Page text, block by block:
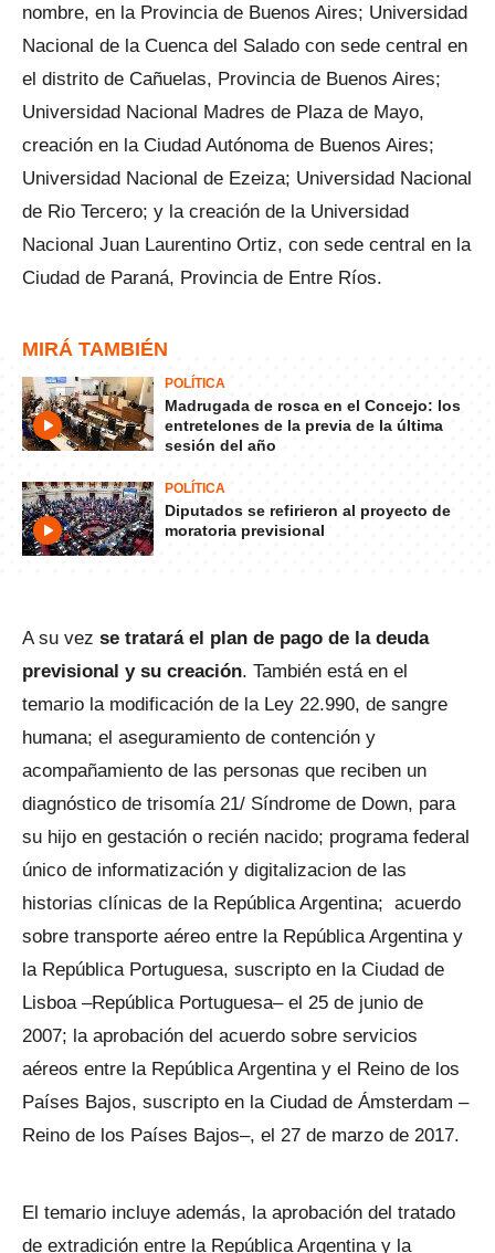
nombre, en la Provincia de Buenos Aires; Universidad
Nacional de la Cuenca del Salado con sede central en
el distrito de Cañuelas, Provincia de Buenos Aires;
Universidad Nacional Madres de Plaza de Mayo,
creación en la Ciudad Autónoma de Buenos Aires;
Universidad Nacional de Ezeiza; Universidad Nacional
de Rio Tercero; y la creación de la Universidad
Nacional Juan Laurentino Ortiz, con sede central en la
Ciudad de Paraná, Provincia de Entre Ríos.
MIRÁ TAMBIÉN
POLÍTICA
Madrugada de rosca en el Concejo: los
entretelones de la previa de la última
sesión del año
POLÍTICA
Diputados se refirieron al proyecto de
moratoria previsional
A su vez se tratará el plan de pago de la deuda
previsional y su creación. También está en el
temario la modificación de la Ley 22.990, de sangre
humana; el aseguramiento de contención y
acompañamiento de las personas que reciben un
diagnóstico de trisomía 21/ Síndrome de Down, para
su hijo en gestación o recién nacido; programa federal
único de informatización y digitalizacion de las
historias clínicas de la República Argentina; acuerdo
sobre transporte aéreo entre la República Argentina y
la República Portuguesa, suscripto en la Ciudad de
Lisboa –República Portuguesa– el 25 de junio de
2007; la aprobación del acuerdo sobre servicios
aéreos entre la República Argentina y el Reino de los
Países Bajos, suscripto en la Ciudad de Ámsterdam –
Reino de los Países Bajos–, el 27 de marzo de 2017.
El temario incluye además, la aprobación del tratado
de extradición entre la República Argentina y la